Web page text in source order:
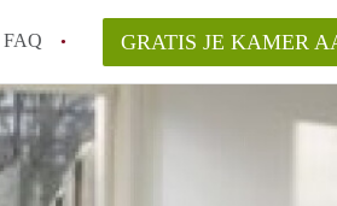
FAQ
te vinden in Utrecht?
vinden!
GRATIS JE KAMER